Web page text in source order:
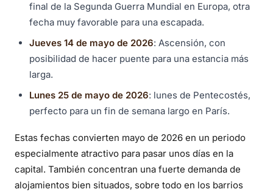
final de la Segunda Guerra Mundial en Europa, otra
fecha muy favorable para una escapada.
Jueves 14 de mayo de 2026: Ascensión, con
posibilidad de hacer puente para una estancia más
larga.
Lunes 25 de mayo de 2026: lunes de Pentecostés,
perfecto para un fin de semana largo en París.
Estas fechas convierten mayo de 2026 en un periodo
especialmente atractivo para pasar unos días en la
capital. También concentran una fuerte demanda de
alojamientos bien situados, sobre todo en los barrios